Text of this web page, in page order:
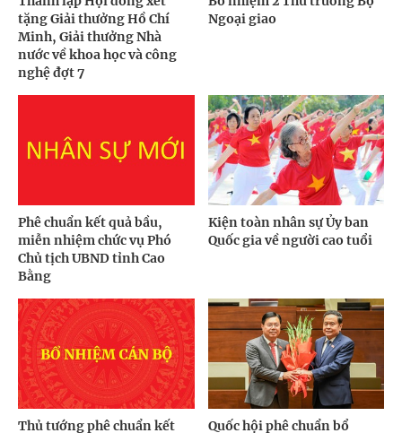
tặng Giải thưởng Hồ Chí
Minh, Giải thưởng Nhà
nước về khoa học và công
nghệ đợt 7
Ngoại giao
Phê chuẩn kết quả bầu,
miễn nhiệm chức vụ Phó
Chủ tịch UBND tỉnh Cao
Bằng
Kiện toàn nhân sự Ủy ban
Quốc gia về người cao tuổi
Thủ tướng phê chuẩn kết Quốc hội phê chuẩn bổ